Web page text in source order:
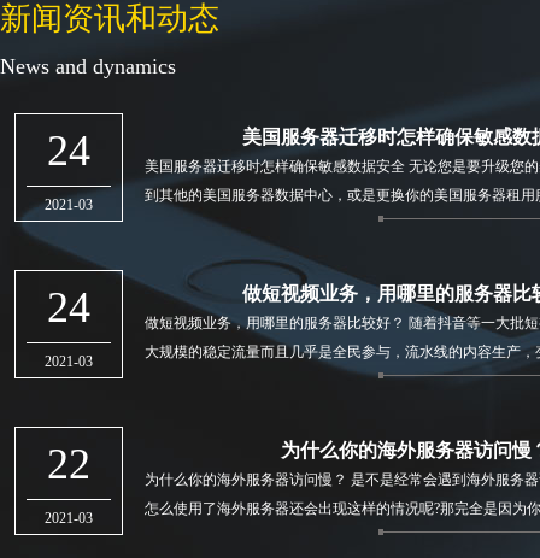
新闻资讯和动态
News and dynamics
24
2021-03
美国服务器迁移时怎样确保敏感数
美国服务器迁移时怎样确保敏感数据安全 无论您是要升级您
到其他的美国服务器数据中心，或是更换你的美国服务器租
常规的服务器维护，制定数据迁
24
2021-03
做短视频业务，用哪里的服务器比
做短视频业务，用哪里的服务器比较好？ 随着抖音等一大批
大规模的稳定流量而且几乎是全民参与，流水线的内容生产
22
2021-03
为什么你的海外服务器访问慢
为什么你的海外服务器访问慢？ 是不是经常会遇到海外服务
怎么使用了海外服务器还会出现这样的情况呢?那完全是因为